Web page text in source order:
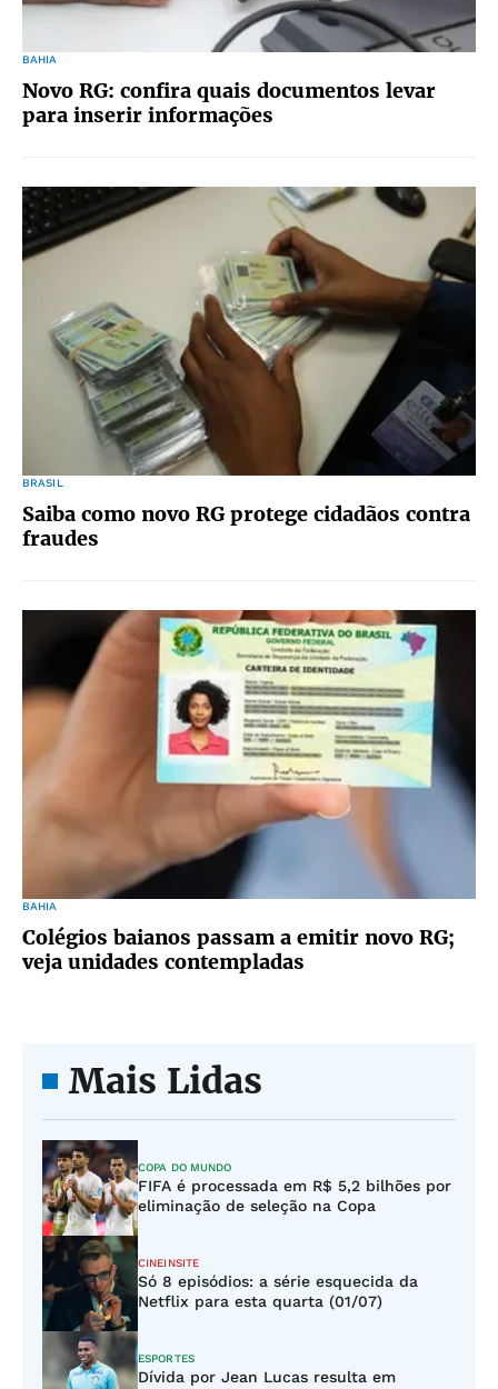
BAHIA
Novo RG: confira quais documentos levar
para inserir informações
BRASIL
Saiba como novo RG protege cidadãos contra
fraudes
BAHIA
Colégios baianos passam a emitir novo RG;
veja unidades contempladas
Mais Lidas
COPA DO MUNDO
FIFA é processada em R$ 5,2 bilhões por
eliminação de seleção na Copa
CINEINSITE
Só 8 episódios: a série esquecida da
Netflix para esta quarta (01/07)
ESPORTES
Dívida por Jean Lucas resulta em